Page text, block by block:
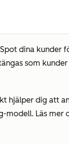
dina kunder
som
hjälper dig att
modell. Läs mer